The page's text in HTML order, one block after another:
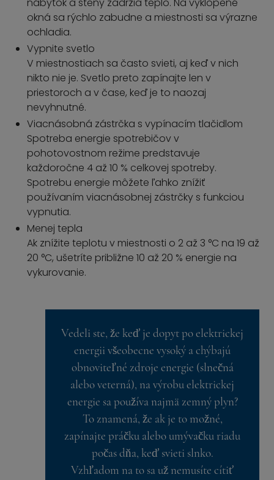
okná sa rýchlo zabudne a miestnosti sa výrazne
ochladia.
Vypnite svetlo
V miestnostiach sa často svieti, aj keď v nich
nikto nie je. Svetlo preto zapínajte len v
priestoroch a v čase, keď je to naozaj
nevyhnutné.
Viacnásobná zástrčka s vypínacím tlačidlom
Spotreba energie spotrebičov v
pohotovostnom režime predstavuje
každoročne 4 až 10 % celkovej spotreby.
Spotrebu energie môžete ľahko znížiť
používaním viacnásobnej zástrčky s funkciou
vypnutia.
Menej tepla
Ak znížite teplotu v miestnosti o 2 až 3 °C na 19 až
20 °C, ušetríte približne 10 až 20 % energie na
vykurovanie.
Vedeli ste, že keď je dopyt po elektrickej
energii všeobecne vysoký a chýbajú
obnoviteľné zdroje energie (slnečná
alebo veterná), na výrobu elektrickej
energie sa používa najmä zemný plyn?
To znamená, že ak je to možné,
zapínajte práčku alebo umývačku riadu
počas dňa, keď svieti slnko.
Vzhľadom na to sa už nemusíte cítiť